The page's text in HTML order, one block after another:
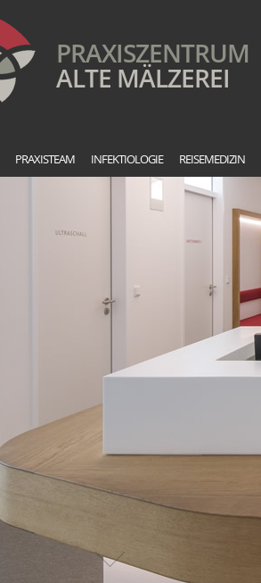
PRAXISZENTRUM
ALTE MÄLZEREI
PRAXISTEAM INFEKTIOLOGIE REISEMEDIZIN